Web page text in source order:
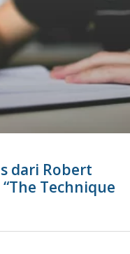
dari Robert
Technique